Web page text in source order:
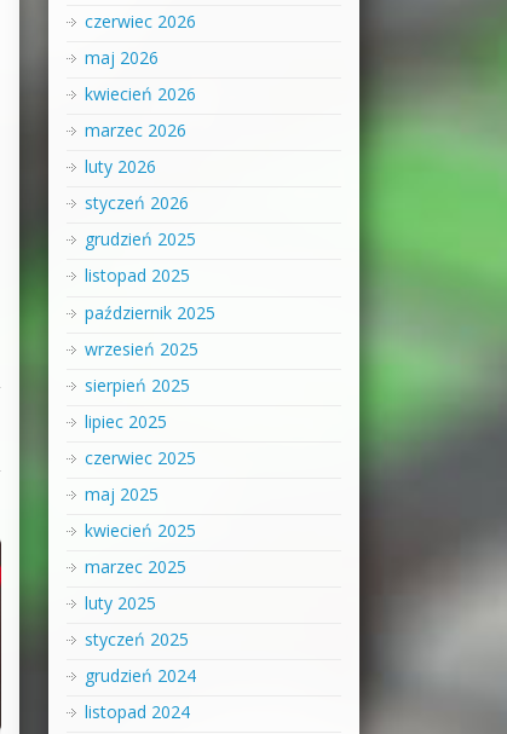
czerwiec 2026
maj 2026
kwiecień 2026
marzec 2026
luty 2026
styczeń 2026
grudzień 2025
listopad 2025
październik 2025
wrzesień 2025
sierpień 2025
lipiec 2025
czerwiec 2025
maj 2025
kwiecień 2025
marzec 2025
luty 2025
styczeń 2025
grudzień 2024
listopad 2024